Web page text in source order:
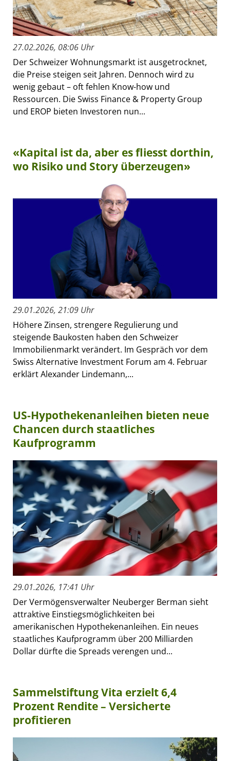
27.02.2026, 08:06 Uhr
Der Schweizer Wohnungsmarkt ist ausgetrocknet,
die Preise steigen seit Jahren. Dennoch wird zu
wenig gebaut – oft fehlen Know-how und
Ressourcen. Die Swiss Finance & Property Group
und EROP bieten Investoren nun...
«Kapital ist da, aber es fliesst dorthin,
wo Risiko und Story überzeugen»
29.01.2026, 21:09 Uhr
Höhere Zinsen, strengere Regulierung und
steigende Baukosten haben den Schweizer
Immobilienmarkt verändert. Im Gespräch vor dem
Swiss Alternative Investment Forum am 4. Februar
erklärt Alexander Lindemann,...
US-Hypothekenanleihen bieten neue
Chancen durch staatliches
Kaufprogramm
29.01.2026, 17:41 Uhr
Der Vermögensverwalter Neuberger Berman sieht
attraktive Einstiegsmöglichkeiten bei
amerikanischen Hypothekenanleihen. Ein neues
staatliches Kaufprogramm über 200 Milliarden
Dollar dürfte die Spreads verengen und...
Sammelstiftung Vita erzielt 6,4
Prozent Rendite – Versicherte
profitieren